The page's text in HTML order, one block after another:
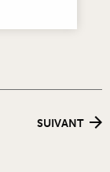
SUIVANT